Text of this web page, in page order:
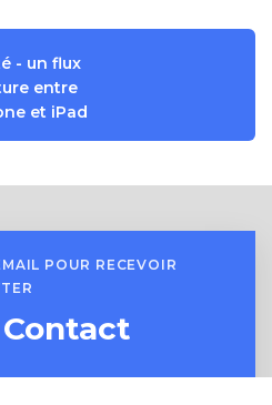
- un flux
entre
et iPad
POUR RECEVOIR